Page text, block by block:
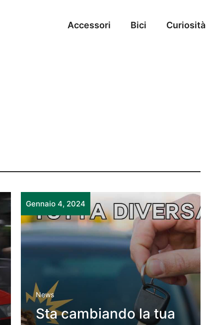
Accessori Bici Curiosità
Gennaio 4, 2024
News
Sta cambiando la tua